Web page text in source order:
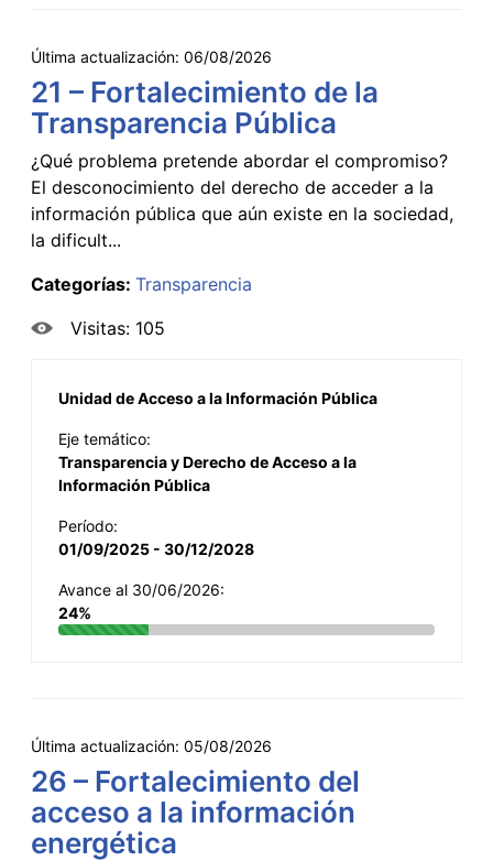
Última actualización: 06/08/2026
21 – Fortalecimiento de la
Transparencia Pública
¿Qué problema pretende abordar el compromiso?
El desconocimiento del derecho de acceder a la
información pública que aún existe en la sociedad,
la dificult...
Categorías: Transparencia
Visitas: 105
Unidad de Acceso a la Información Pública
Eje temático:
Transparencia y Derecho de Acceso a la
Información Pública
Período:
01/09/2025 - 30/12/2028
Avance al 30/06/2026:
24%
Última actualización: 05/08/2026
26 – Fortalecimiento del
acceso a la información
energética